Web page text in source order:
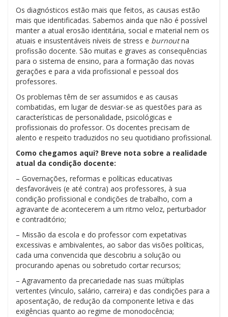
Os diagnósticos estão mais que feitos, as causas estão
mais que identificadas. Sabemos ainda que não é possível
manter a atual erosão identitária, social e material nem os
atuais e insustentáveis níveis de stress e burnoutna
profissão docente. São muitas e graves as consequências
para o sistema de ensino, para a formação das novas
gerações e para a vida profissional e pessoal dos
professores.
Os problemas têm de ser assumidos e as causas
combatidas, em lugar de desviar-se as questões para as
características de personalidade, psicológicas e
profissionais do professor. Os docentes precisam de
alento e respeito traduzidos no seu quotidiano profissional.
Como chegamos aqui? Breve nota sobre a realidade
atual da condição docente:
– Governações, reformas e políticas educativas
desfavoráveis (e até contra) aos professores, à sua
condição profissional e condições de trabalho, com a
agravante de acontecerem a um ritmo veloz, perturbador
e contraditório;
– Missão da escola e do professor com expetativas
excessivas e ambivalentes, ao sabor das visões políticas,
cada uma convencida que descobriu a solução ou
procurando apenas ou sobretudo cortar recursos;
– Agravamento da precariedade nas suas múltiplas
vertentes (vínculo, salário, carreira) e das condições para a
aposentação, de redução da componente letiva e das
exigências quanto ao regime de monodocência;